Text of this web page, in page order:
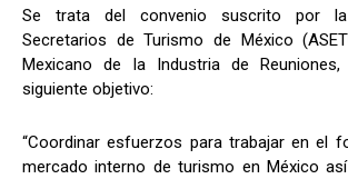
Se trata del convenio suscrito por
Secretarios de Turismo de México
Mexicano de la Industria de
siguiente objetivo:
“Coordinar esfuerzos para trabajar en el
mercado interno de turismo en México